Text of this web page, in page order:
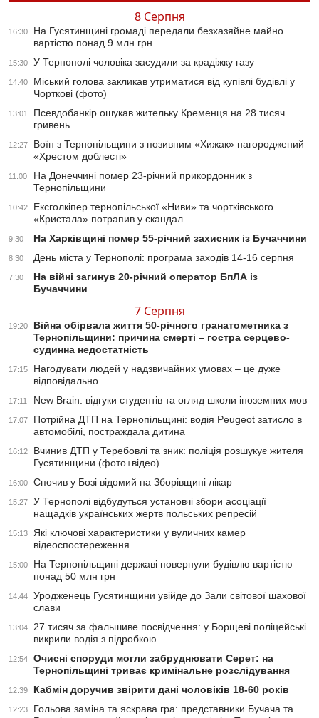
8 Серпня
16:30
На Гусятинщині громаді передали безхазяйне майно
вартістю понад 9 млн грн
15:30 У Тернополі чоловіка засудили за крадіжку газу
14:40
Міський голова закликав утриматися від купівлі будівлі у
Чорткові (фото)
13:01
Псевдобанкір ошукав жительку Кременця на 28 тисяч
гривень
12:27
Воїн з Тернопільщини з позивним «Хижак» нагороджений
«Хрестом доблесті»
11:00
На Донеччині помер 23-річний прикордонник з
Тернопільщини
10:42
Ексголкіпер тернопільської «Ниви» та чортківського
«Кристала» потрапив у скандал
9:30 На Харківщині помер 55-річний захисник із Бучаччини
8:30 День міста у Тернополі: програма заходів 14-16 серпня
7:30
На війні загинув 20-річний оператор БпЛА із
Бучаччини
7 Серпня
19:20
Війна обірвала життя 50-річного гранатометника з
Тернопільщини: причина смерті – гостра серцево-
судинна недостатність
17:15
Нагодувати людей у надзвичайних умовах – це дуже
відповідально
17:11 New Brain: відгуки студентів та огляд школи іноземних мов
17:07
Потрійна ДТП на Тернопільщині: водія Peugeot затисло в
автомобілі, постраждала дитина
16:12
Вчинив ДТП у Теребовлі та зник: поліція розшукує жителя
Гусятинщини (фото+відео)
16:00 Спочив у Бозі відомий на Зборівщині лікар
15:27
У Тернополі відбудуться установчі збори асоціації
нащадків українських жертв польських репресій
15:13
Які ключові характеристики у вуличних камер
відеоспостереження
15:00
На Тернопільщині державі повернули будівлю вартістю
понад 50 млн грн
14:44
Уродженець Гусятинщини увійде до Зали світової шахової
слави
13:04
27 тисяч за фальшиве посвідчення: у Борщеві поліцейські
викрили водія з підробкою
12:54
Очисні споруди могли забруднювати Серет: на
Тернопільщині триває кримінальне розслідування
12:39 Кабмін доручив звірити дані чоловіків 18-60 років
12:23
Гольова заміна та яскрава гра: представники Бучача та